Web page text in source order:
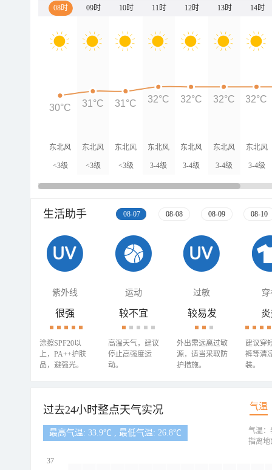
08时 09时 10时 11时 12时 13时 14时
东北风
<3级
东北风
<3级
东北风
<3级
东北风
3-4级
东北风
3-4级
东北风
3-4级
东北风
3-4级
30°C 31°C 31°C 32°C 32°C 32°C 32°C
生活助手 08-07 08-08 08-09 08-10
紫外线 运动 过敏 穿
很强
涂擦SPF20以
上，PA++护肤
品，避强光。
较不宜
高温天气，建议
停止高强度运
动。
较易发
外出需远离过敏
源，适当采取防
护措施。
建议穿
裤等清
装。
过去24小时整点天气实况 气温
最高气温: 33.9℃ , 最低气温: 26.8℃
37
气温：
指离地